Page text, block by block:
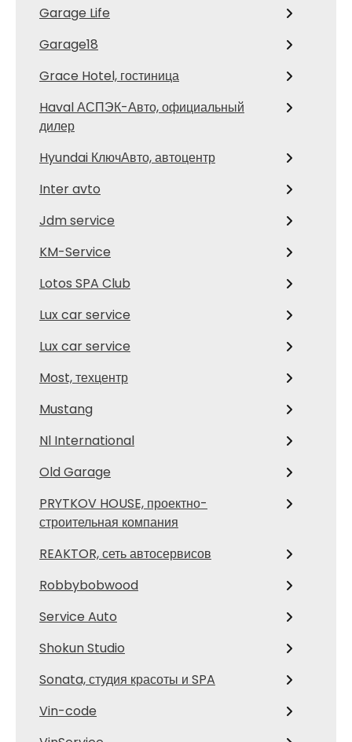
Garage Life
Garage18
Grace Hotel, гостиница
Haval АСПЭК-Авто, официальный
дилер
Hyundai КлючАвто, автоцентр
Inter avto
Jdm service
KM-Service
Lotos SPA Club
Lux car service
Lux car service
Most, техцентр
Mustang
Nl International
Old Garage
PRYTKOV HOUSE, проектно-
строительная компания
REAKTOR, сеть автосервисов
Robbybobwood
Service Auto
Shokun Studio
Sonata, студия красоты и SPA
Vin-code